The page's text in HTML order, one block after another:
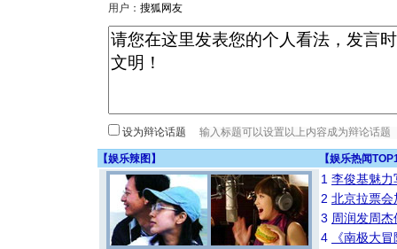
用户：
设为辩论话题
【娱乐辣图 】 【娱乐热闻
1 李俊基魅力
2 北京拉票
3 周润发周
4
《南极大